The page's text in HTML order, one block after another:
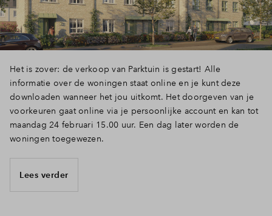
Het is zover: de verkoop van Parktuin is gestart! Alle
informatie over de woningen staat online en je kunt deze
downloaden wanneer het jou uitkomt. Het doorgeven van je
voorkeuren gaat online via je persoonlijke account en kan tot
maandag 24 februari 15.00 uur. Een dag later worden de
woningen toegewezen.
Lees verder